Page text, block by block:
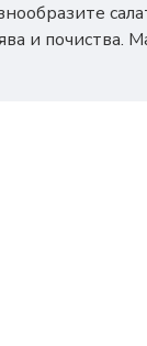
и почиства.